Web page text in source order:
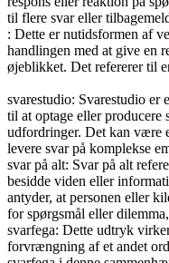
til flere svar eller
: Dette er nutidsformen af
handlingen med at give en
øjeblikket. Det refererer til
svarestudio: Svarestudio er
til at optage eller producere
udfordringer. Det kan være
levere svar på komplekse
svar på alt: Svar på alt
besidde viden eller
antyder, at personen eller
for spørgsmål eller
svarfega: Dette udtryk
forvrængning af et andet